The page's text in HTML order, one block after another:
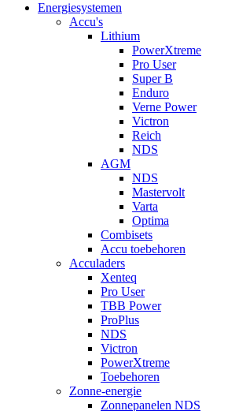
Energiesystemen
Accu's
Lithium
PowerXtreme
Pro User
Super B
Enduro
Verne Power
Victron
Reich
NDS
AGM
NDS
Mastervolt
Varta
Optima
Combisets
Accu toebehoren
Acculaders
Xenteq
Pro User
TBB Power
ProPlus
NDS
Victron
PowerXtreme
Toebehoren
Zonne-energie
Zonnepanelen NDS